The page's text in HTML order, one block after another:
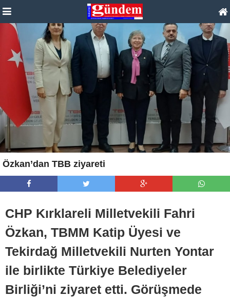
Özkan’dan TBB ziyareti
CHP Kırklareli Milletvekili Fahri
Özkan, TBMM Katip Üyesi ve
Tekirdağ Milletvekili Nurten Yontar
ile birlikte Türkiye Belediyeler
Birliği’ni ziyaret etti. Görüşmede